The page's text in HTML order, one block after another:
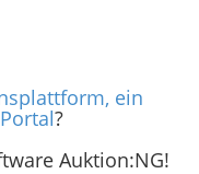
ein
?
Auktion:NG!